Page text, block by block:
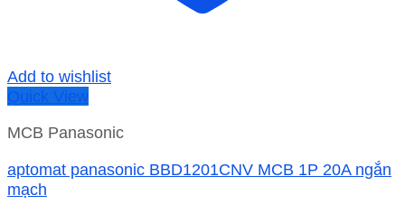
Add to wishlist
Quick View
MCB Panasonic
aptomat panasonic BBD1201CNV MCB 1P 20A ngắn
mạch